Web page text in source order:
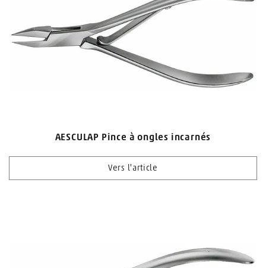
AESCULAP Pince à ongles incarnés
Vers l'article